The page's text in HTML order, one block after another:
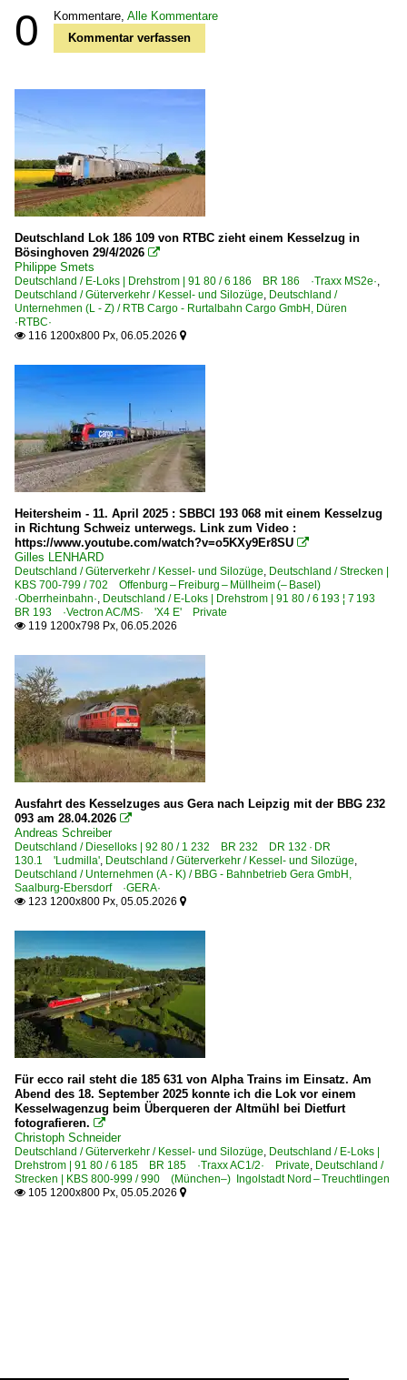
0 Kommentare, Alle Kommentare
Kommentar verfassen
Deutschland Lok 186 109 von RTBC zieht einem Kesselzug in
Bösinghoven 29/4/2026 
Philippe Smets
Deutschland / E-Loks | Drehstrom | 91 80 / 6 186 BR 186 ·Traxx MS2e·,
Deutschland / Güterverkehr / Kessel- und Silozüge, Deutschland /
Unternehmen (L - Z) / RTB Cargo - Rurtalbahn Cargo GmbH, Düren
·RTBC·
 116 1200x800 Px, 06.05.2026 
Heitersheim - 11. April 2025 : SBBCI 193 068 mit einem Kesselzug
in Richtung Schweiz unterwegs. Link zum Video :
https://www.youtube.com/watch?v=o5KXy9Er8SU 
Gilles LENHARD
Deutschland / Güterverkehr / Kessel- und Silozüge, Deutschland / Strecken |
KBS 700-799 / 702 Offenburg – Freiburg – Müllheim (– Basel)
·Oberrheinbahn·, Deutschland / E-Loks | Drehstrom | 91 80 / 6 193 ¦ 7 193
BR 193 ·Vectron AC/MS· 'X4 E' Private
 119 1200x798 Px, 06.05.2026
Ausfahrt des Kesselzuges aus Gera nach Leipzig mit der BBG 232
093 am 28.04.2026 
Andreas Schreiber
Deutschland / Dieselloks | 92 80 / 1 232 BR 232 DR 132 · DR
130.1 'Ludmilla', Deutschland / Güterverkehr / Kessel- und Silozüge,
Deutschland / Unternehmen (A - K) / BBG - Bahnbetrieb Gera GmbH,
Saalburg-Ebersdorf ·GERA·
 123 1200x800 Px, 05.05.2026 
Für ecco rail steht die 185 631 von Alpha Trains im Einsatz. Am
Abend des 18. September 2025 konnte ich die Lok vor einem
Kesselwagenzug beim Überqueren der Altmühl bei Dietfurt
fotografieren. 
Christoph Schneider
Deutschland / Güterverkehr / Kessel- und Silozüge, Deutschland / E-Loks |
Drehstrom | 91 80 / 6 185 BR 185 ·Traxx AC1/2· Private, Deutschland /
Strecken | KBS 800-999 / 990 (München–) Ingolstadt Nord – Treuchtlingen
 105 1200x800 Px, 05.05.2026 